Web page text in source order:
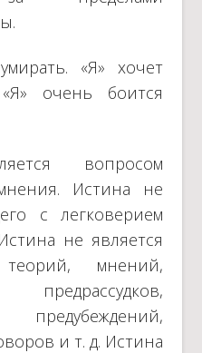
«Я» хочет
очень боится
вопросом
Истина не
с легковерием
не является
мнений,
и т. д. Истина